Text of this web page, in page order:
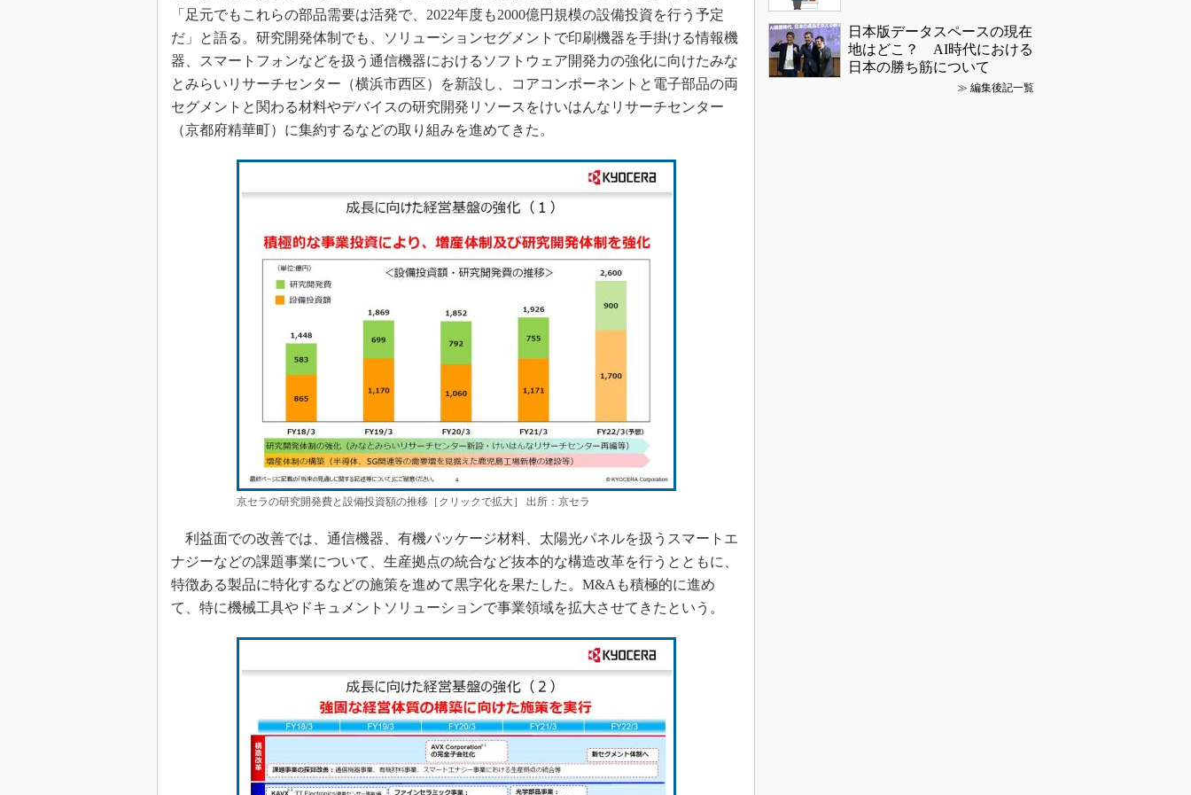
「足元でもこれらの部品需要は活発で、2022年度も2000億円規模の設備投資を行う予定
だ」と語る。研究開発体制でも、ソリューションセグメントで印刷機器を手掛ける情報機
器、スマートフォンなどを扱う通信機器におけるソフトウェア開発力の強化に向けたみな
とみらいリサーチセンター（横浜市西区）を新設し、コアコンポーネントと電子部品の両
セグメントと関わる材料やデバイスの研究開発リソースをけいはんなリサーチセンター
（京都府精華町）に集約するなどの取り組みを進めてきた。
京セラの研究開発費と設備投資額の推移［クリックで拡大］ 出所：京セラ
利益面での改善では、通信機器、有機パッケージ材料、太陽光パネルを扱うスマートエ
ナジーなどの課題事業について、生産拠点の統合など抜本的な構造改革を行うとともに、
特徴ある製品に特化するなどの施策を進めて黒字化を果たした。M&Aも積極的に進め
て、特に機械工具やドキュメントソリューションで事業領域を拡大させてきたという。
日本版データスペースの現在
地はどこ？ AI時代における
日本の勝ち筋について
≫ 編集後記一覧